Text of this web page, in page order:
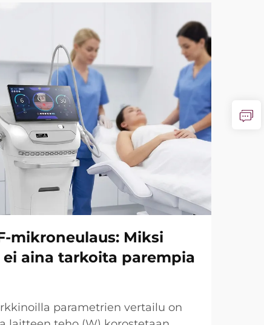
mikroneulaus: Miksi
aina tarkoita parempia
parametrien vertailu on